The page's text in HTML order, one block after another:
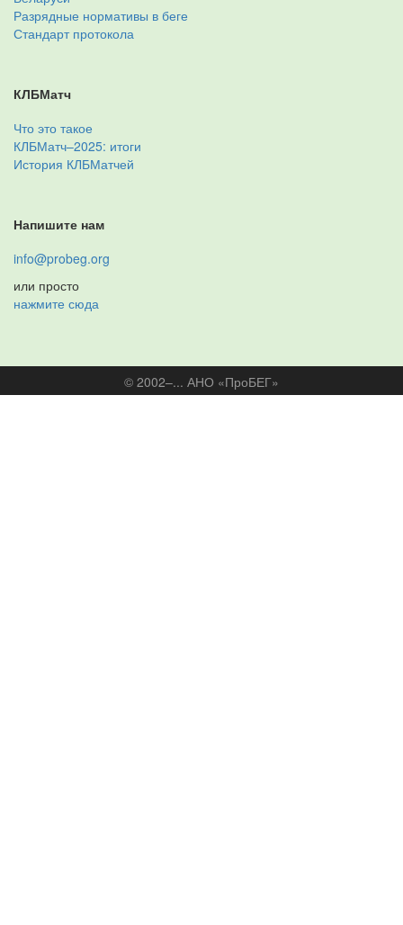
Разрядные нормативы в беге
Стандарт протокола
КЛБМатч
Что это такое
КЛБМатч–2025: итоги
История КЛБМатчей
Напишите нам
info@probeg.org
или просто
нажмите сюда
© 2002–... АНО «ПроБЕГ»